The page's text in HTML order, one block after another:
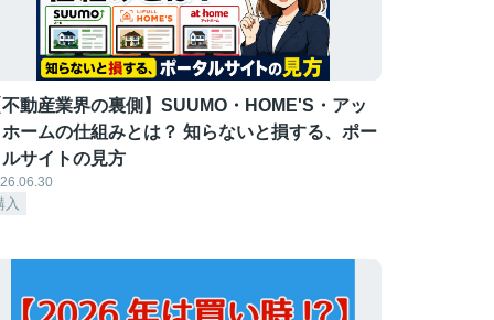
動産業界の裏側】SUUMO・HOME'S・アッ
ームの仕組みとは？ 知らないと損する、ポー
サイトの見方
入